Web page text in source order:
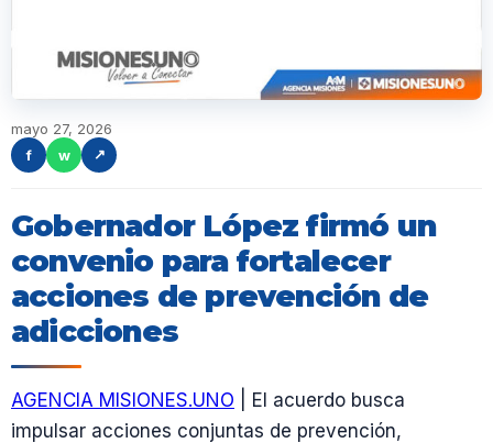
mayo 27, 2026
f
w ↗
Gobernador López firmó un
convenio para fortalecer
acciones de prevención de
adicciones
AGENCIA MISIONES.UNO | El acuerdo busca
impulsar acciones conjuntas de prevención,